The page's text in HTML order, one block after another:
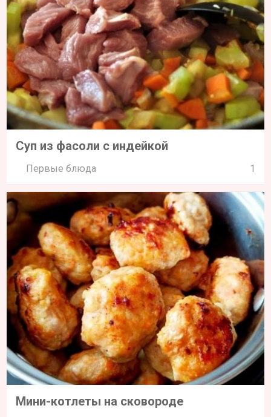
Суп из фасоли с индейкой
Первые блюда 1
Мини-котлеты на сковороде